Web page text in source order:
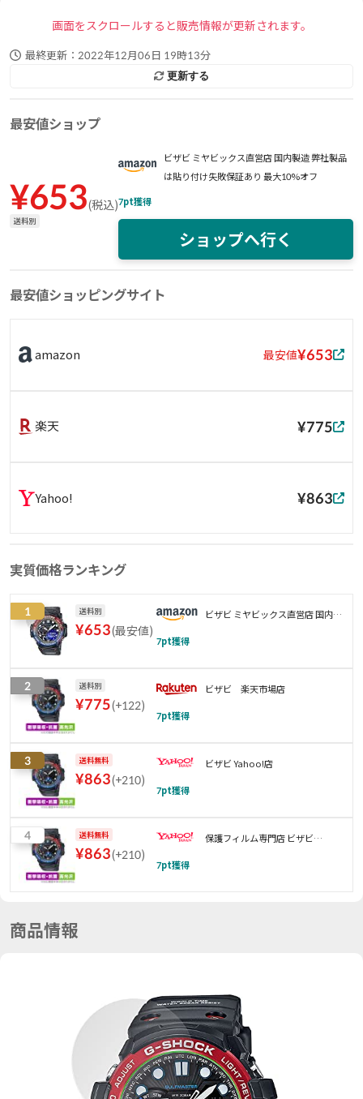
画面をスクロールすると販売情報が更新されます。
最終更新： 2022年12月06日 19時13分
更新する
最安値ショップ
¥653(税込)
送料別
ビザビ ミヤビックス直営店 国内製造 弊社製品
は貼り付け失敗保証あり 最大10%オフ
7pt獲得
ショップへ行く
最安値ショッピングサイト
amazon 最安値¥653
楽天 ¥775
Yahoo! ¥863
実質価格ランキング
1 送料別
¥653(最安値)
ビザビ ミヤビックス直営店 国内製
7pt獲得
2 送料別
¥775(+122)
ビザビ 楽天市場店
7pt獲得
3 送料無料
¥863(+210)
ビザビ Yahoo!店
7pt獲得
4 送料無料
¥863(+210)
保護フィルム専門店 ビザビ
7pt獲得
商品情報